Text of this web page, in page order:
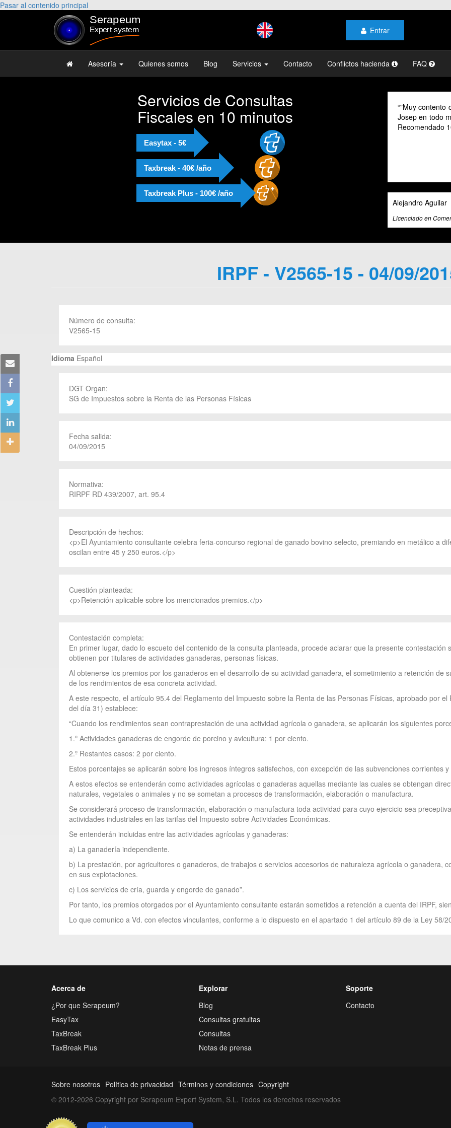
Pasar al contenido principal
Entrar
Asesoría Quienes somos Blog Servicios Contacto Conflictos hacienda FAQ
Servicios de Consultas
Fiscales en 10 minutos
Easytax - 5€
Taxbreak - 40€ /año
Taxbreak Plus - 100€ /año
"Muy contento
Josep en todo
Recomendado
Alejandro Aguilar
Licenciado en
IRPF - V2565-15 - 04/09/
Número de consulta:
V2565-15
Idioma Español
DGT Organ:
SG de Impuestos sobre la Renta de las Personas Físicas
Fecha salida:
04/09/2015
Normativa:
RIRPF RD 439/2007, art. 95.4
Descripción de hechos:
<p>El Ayuntamiento consultante celebra feria-concurso regional de ganado bovino selecto, premiando en metálico a
oscilan entre 45 y 250 euros.</p>
Cuestión planteada:
<p>Retención aplicable sobre los mencionados premios.</p>
Contestación completa:
En primer lugar, dado lo escueto del contenido de la consulta planteada, procede aclarar que la presente
obtienen por titulares de actividades ganaderas, personas físicas.
Al obtenerse los premios por los ganaderos en el desarrollo de su actividad ganadera, el sometimiento a retención de
de los rendimientos de esa concreta actividad.
A este respecto, el artículo 95.4 del Reglamento del Impuesto sobre la Renta de las Personas Físicas, aprobado por
del día 31) establece:
“Cuando los rendimientos sean contraprestación de una actividad agrícola o ganadera, se aplicarán los siguientes
1.º Actividades ganaderas de engorde de porcino y avicultura: 1 por ciento.
2.º Restantes casos: 2 por ciento.
Estos porcentajes se aplicarán sobre los ingresos íntegros satisfechos, con excepción de las subvenciones corrientes
A estos efectos se entenderán como actividades agrícolas o ganaderas aquellas mediante las cuales se obtengan
naturales, vegetales o animales y no se sometan a procesos de transformación, elaboración o manufactura.
Se considerará proceso de transformación, elaboración o manufactura toda actividad para cuyo ejercicio sea
actividades industriales en las tarifas del Impuesto sobre Actividades Económicas.
Se entenderán incluidas entre las actividades agrícolas y ganaderas:
a) La ganadería independiente.
b) La prestación, por agricultores o ganaderos, de trabajos o servicios accesorios de naturaleza agrícola o ganadera,
en sus explotaciones.
c) Los servicios de cría, guarda y engorde de ganado”.
Por tanto, los premios otorgados por el Ayuntamiento consultante estarán sometidos a retención a cuenta del IRPF,
Lo que comunico a Vd. con efectos vinculantes, conforme a lo dispuesto en el apartado 1 del artículo 89 de la Ley 58/
Acerca de
¿Por que Serapeum?
EasyTax
TaxBreak
TaxBreak Plus
Explorar
Blog
Consultas gratuitas
Consultas
Notas de prensa
Soporte
Contacto
Sobre nosotros Política de privacidad Términos y condiciones Copyright
© 2012-2026 Copyright por Serapeum Expert System, S.L. Todos los derechos reservados